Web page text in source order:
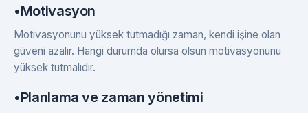
•Motivasyon
Motivasyonunu yüksek tutmadığı zaman, kendi işine olan
güveni azalır. Hangi durumda olursa olsun motivasyonunu
yüksek tutmalıdır.
•Planlama ve zaman yönetimi